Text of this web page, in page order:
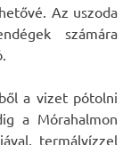
Az uszoda
számára
a vizet pótolni
a Mórahalmon
termálvízzel